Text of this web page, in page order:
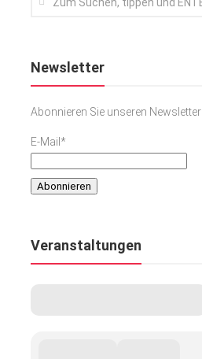
Newsletter
Abonnieren Sie unseren Newsletter
E-Mail*
Veranstaltungen